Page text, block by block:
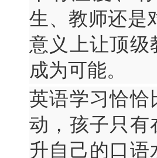
生、教师还是
意义上让顶级
成为可能。
英语学习恰恰
动，孩子只有
升自己的口